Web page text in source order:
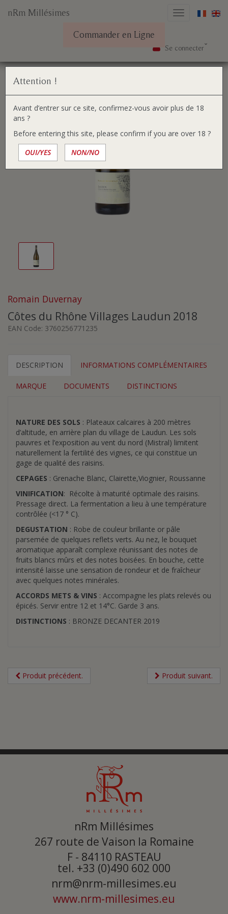
au
contenu
Commander en Ligne
Basculer
nRm Millésimes
Se connecter
êtes
ici :
Côtes du Rhône Villages Laudun 2018
Romain Duvernay
Côtes du Rhône Villages Laudun 2018
EAN Code: 3760256771235
DESCRIPTION INFORMATIONS COMPLÉMENTAIRES
MARQUE DOCUMENTS DISTINCTIONS
NATURE DES SOLS : Plateaux calcaires à 200 mètres
d’altitude, en arrière plan du village de Laudun. Les sols
pauvres et l’exposition au vent du nord (Mistral) limitent
naturellement la fertilité des vignes, ce qui constitue un
gage de qualité des raisins.
CEPAGES : Grenache Blanc, Clairette,Viognier, Roussanne
VINIFICATION: Récolte à maturité optimale des raisins.
Pressage direct. La fermentation a lieu à une température
contrôlée (<17 ° C).
DEGUSTATION : Robe de couleur brillante or pâle
parsemée de quelques reflets verts. Au nez, le bouquet
aromatique apparaît complexe réunissant des notes de
fruits blancs mûrs et des notes boisées. En bouche, cette
intensité laisse une sensation de rondeur et de fraîcheur
avec quelques notes minérales.
ACCORDS METS & VINS : Accompagne les plats relevés ou
épicés. Servir entre 12 et 14°C. Garde 3 ans.
DISTINCTIONS : BRONZE DECANTER 2019
Produit précédent. Produit suivant.
nRm Millésimes
267 route de Vaison la Romaine
F - 84110 RASTEAU
tel. +33 (0)490 602 000
nrm@nrm-millesimes.eu
www.nrm-millesimes.eu
Attention !
Avant d’entrer sur ce site, confirmez-vous avoir plus de 18
ans ?
Before entering this site, please confirm if you are over 18 ?
OUI/YES
NON/NO